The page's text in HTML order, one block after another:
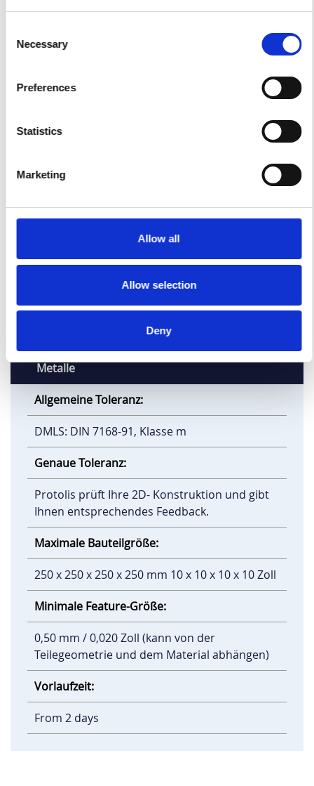
Selection
Necessary
Preferences
Statistics
Marketing
Allow all
Allow selection
Deny
Protolis prüft Ihre 2D- Konstruktion und gibt
Ihnen entsprechendes Feedback.
Maximale Bauteilgröße:
(Kann bei manchen 3D-Druckern geringer
Minimale Feature-Größe:
0,50 mm / 0,020 Zoll (kann von der
Vorlaufzeit:
Metalle
Allgemeine Toleranz:
DMLS: DIN 7168-91, Klasse m
Genaue Toleranz:
Protolis prüft Ihre 2D- Konstruktion und gibt
Ihnen entsprechendes Feedback.
Maximale Bauteilgröße:
250 x 250 x 250 x 250 mm 10 x 10 x 10 x 10 Zoll
Minimale Feature-Größe:
0,50 mm / 0,020 Zoll (kann von der
Teilegeometrie und dem Material abhängen)
Vorlaufzeit:
From 2 days